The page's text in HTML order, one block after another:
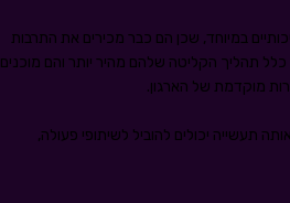
במיוחד, שכן הם כבר מכירים את התרבות
הגבוהים ב-44% מגיוסים רגילים. ובדרך כלל תהליך הקליטה שלהם מהיר יותר והם מוכנים
מוקדמת של הארגון.
תעשייה יכולים להוביל לשיתופי פעולה,